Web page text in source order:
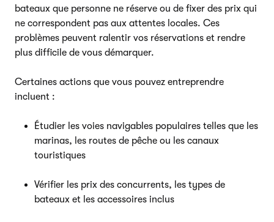
bateaux que personne ne réserve ou de fixer des prix qui
ne correspondent pas aux attentes locales. Ces
problèmes peuvent ralentir vos réservations et rendre
plus difficile de vous démarquer.
Certaines actions que vous pouvez entreprendre
incluent :
Étudier les voies navigables populaires telles que les
marinas, les routes de pêche ou les canaux
touristiques
Vérifier les prix des concurrents, les types de
bateaux et les accessoires inclus